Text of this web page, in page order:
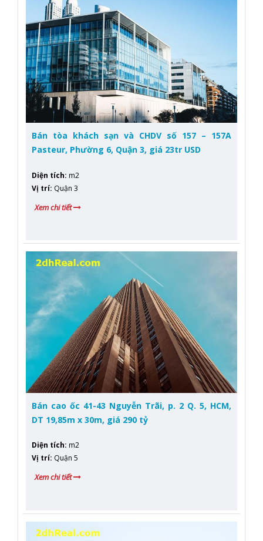
Bán tòa khách sạn và CHDV số 157 – 157A
Pasteur, Phường 6, Quận 3, giá 23tr USD
Diện tích: m2
Vị trí: Quận 3
Xem chi tiết
Bán cao ốc 41-43 Nguyễn Trãi, p. 2 Q. 5, HCM,
DT 19,85m x 30m, giá 290 tỷ
Diện tích: m2
Vị trí: Quận 5
Xem chi tiết